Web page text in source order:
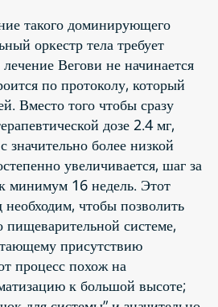
такого доминирующего
оркестр тела требует
Вегови не начинается
по протоколу, который
Вместо того чтобы сразу
дозе 2.4 мг,
значительно более низкой
увеличивается, шаг за
минимум 16 недель. Этот
чтобы позволить
пищеварительной системе,
присутствию
процесс похож на
к большой высоте;